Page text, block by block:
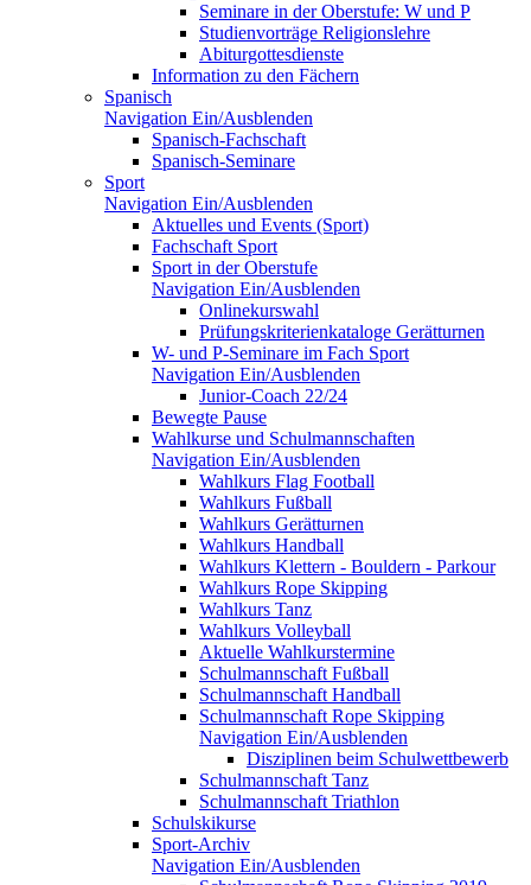
Seminare in der Oberstufe: W und P
Studienvorträge Religionslehre
Abiturgottesdienste
Information zu den Fächern
Spanisch
Navigation Ein/Ausblenden
Spanisch-Fachschaft
Spanisch-Seminare
Sport
Navigation Ein/Ausblenden
Aktuelles und Events (Sport)
Fachschaft Sport
Sport in der Oberstufe
Navigation Ein/Ausblenden
Onlinekurswahl
Prüfungskriterienkataloge Gerätturnen
W- und P-Seminare im Fach Sport
Navigation Ein/Ausblenden
Junior-Coach 22/24
Bewegte Pause
Wahlkurse und Schulmannschaften
Navigation Ein/Ausblenden
Wahlkurs Flag Football
Wahlkurs Fußball
Wahlkurs Gerätturnen
Wahlkurs Handball
Wahlkurs Klettern - Bouldern - Parkour
Wahlkurs Rope Skipping
Wahlkurs Tanz
Wahlkurs Volleyball
Aktuelle Wahlkurstermine
Schulmannschaft Fußball
Schulmannschaft Handball
Schulmannschaft Rope Skipping
Navigation Ein/Ausblenden
Disziplinen beim Schulwettbewerb
Schulmannschaft Tanz
Schulmannschaft Triathlon
Schulskikurse
Sport-Archiv
Navigation Ein/Ausblenden